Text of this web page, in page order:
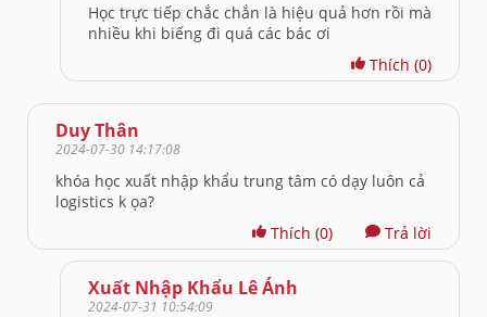
Học trực tiếp chắc chắn là hiệu quả hơn rồi mà
nhiều khi biếng đi quá các bác ơi
Thích (0)
Duy Thân
2024-07-30 14:17:08
khóa học xuất nhập khẩu trung tâm có dạy luôn cả
logistics k ọa?
Thích (0) Trả lời
Xuất Nhập Khẩu Lê Ánh
2024-07-31 10:54:09